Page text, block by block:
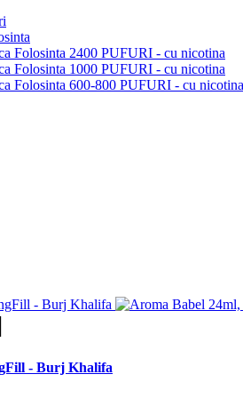
Folosinta 2400 PUFURI - cu nicotina
Folosinta 1000 PUFURI - cu nicotina
Folosinta 600-800 PUFURI - cu nicotina
- Burj Khalifa